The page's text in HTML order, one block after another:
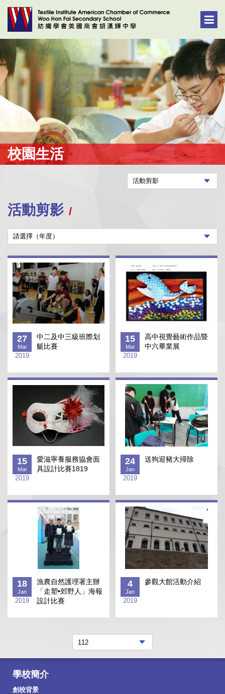
校園生活
活動剪影
27
Mar
2019
中二及中三級班際划
艇比賽
15
Mar
2019
高中視覺藝術作品暨
中六畢業展
15
Mar
2019
愛滋寧養服務協會面
具設計比賽1819
24
Jan
2019
送狗迎豬大掃除
18
Jan
2019
漁農自然護理署主辦
「走塑•郊野人」海報
設計比賽
4
Jan
2019
參觀大館活動介紹
學校簡介
創校背景